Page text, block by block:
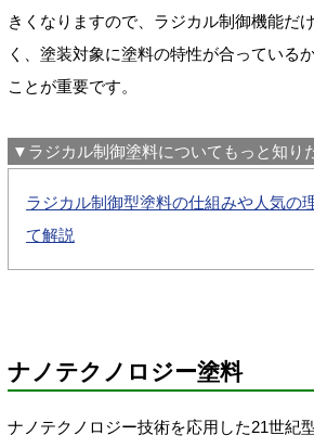
きくなりますので、ラジカル制御機能だ
く、塗装対象に塗料の特性が合っている
ことが重要です。
▼ラジカル制御塗料についてもっと知り
ラジカル制御型塗料の仕組みや人気の
て解説
ナノテクノロジー塗料
ナノテクノロジー技術を応用した21世紀